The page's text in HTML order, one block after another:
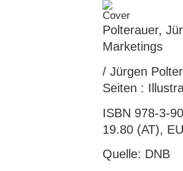
Polterauer,
Marketings
/ Jürgen
Seiten :
ISBN 978-3-
19.80 (AT),
Quelle: DNB